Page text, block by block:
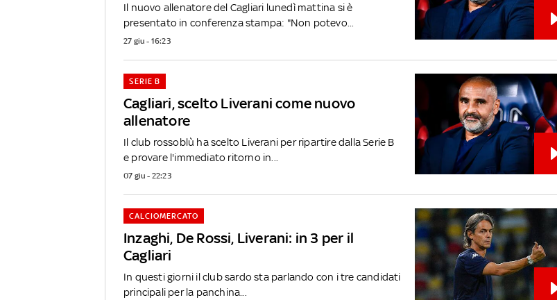
Il nuovo allenatore del Cagliari lunedì mattina si è
presentato in conferenza stampa: "Non potevo...
27 giu - 16:23
Cagliari, scelto Liverani come nuovo
allenatore
SERIE B
Il club rossoblù ha scelto Liverani per ripartire dalla Serie B
e provare l'immediato ritorno in...
07 giu - 22:23
Inzaghi, De Rossi, Liverani: in 3 per il
Cagliari
CALCIOMERCATO
In questi giorni il club sardo sta parlando con i tre candidati
principali per la panchina...